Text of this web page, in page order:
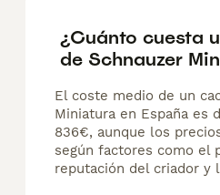
¿Cuánto cuesta
de Schnauzer
El coste medio de un
Miniatura en España es
836€, aunque los
según factores como el
reputación del criador y